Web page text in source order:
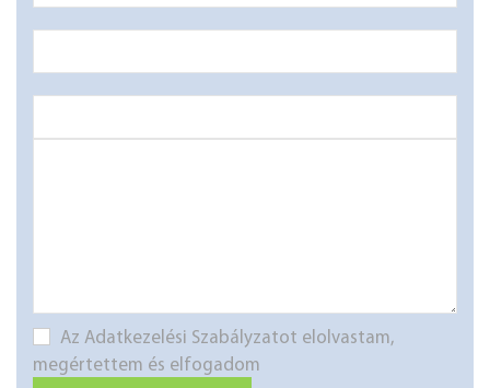
Az Adatkezelési Szabályzatot elolvastam,
megértettem és elfogadom